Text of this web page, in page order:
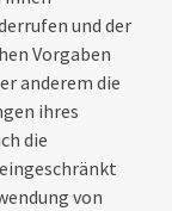
und der
Vorgaben
anderem die
ihres
die
von